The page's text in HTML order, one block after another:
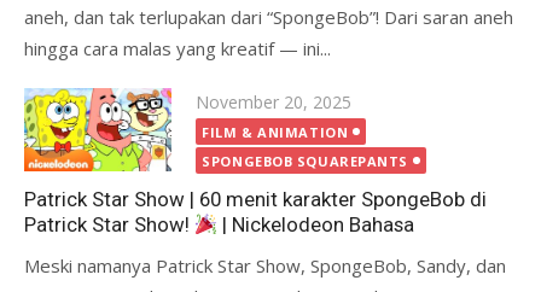
aneh, dan tak terlupakan dari “SpongeBob”! Dari saran aneh
hingga cara malas yang kreatif — ini...
Posted
on
November 20, 2025
FILM & ANIMATION
SPONGEBOB SQUAREPANTS
Patrick Star Show | 60 menit karakter SpongeBob di
Patrick Star Show!
| Nickelodeon Bahasa
Meski namanya Patrick Star Show, SpongeBob, Sandy, dan